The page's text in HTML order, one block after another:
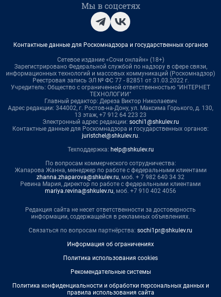
Мы в соцсетях
Контактные данные для Роскомнадзора и государственных органов
Сетевое издание «Сочи онлайн» (18+)
Зарегистрировано Федеральной службой по надзору в сфере связи,
информационных технологий и массовых коммуникаций (Роскомнадзор)
Реестровая запись ЭЛ № ФС 77 - 82851 от 31.03.2022 г.
Учредитель: Общество с ограниченной ответственностью "ИНТЕРНЕТ
ТЕХНОЛОГИИ"
Главный редактор: Дереза Виктор Николаевич
Адрес редакции: 344002, г. Ростов-на-Дону, ул. Максима Горького, д. 130,
13 этаж, +7 912 64 223 23
Электронный адрес редакции: sochi1@shkulev.ru
Контактные данные для Роскомнадзора и государственных органов:
juristchel@shkulev.ru.
Техподдержка: help@shkulev.ru
По вопросам коммерческого сотрудничества:
Жапарова Жанна, менеджер по работе с федеральными клиентами
zhanna.zhaparova@shkulev.ru, моб. + 7 982 640 34 32
Ревина Мария, директор по работе с федеральными клиентами
mariya.revina@shkulev.ru, моб. +7 910 402 4056
Редакция сайта не несет ответственности за достоверность
информации, содержащейся в рекламных объявлениях.
Связаться по вопросам партнёрства: sochi1pr@shkulev.ru
Информация об ограничениях
Политика использования cookies
Рекомендательные системы
Политика конфиденциальности и обработки персональных данных и
правила использования сайта